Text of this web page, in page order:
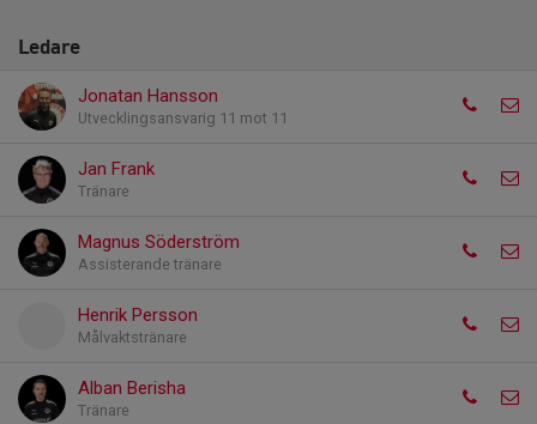
Ledare
Jonatan Hansson
Utvecklingsansvarig 11 mot 11
Jan Frank
Tränare
Magnus Söderström
Assisterande tränare
Henrik Persson
Målvaktstränare
Alban Berisha
Tränare